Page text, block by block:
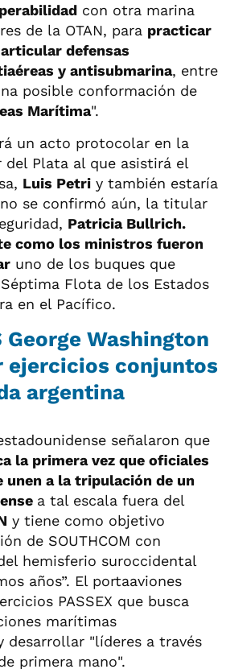
con otra marina
de la OTAN, para practicar
defensas
y antisubmarina, entre
posible conformación de
Marítima".
un acto protocolar en la
del Plata al que asistirá el
Luis Petri y también estaría
se confirmó aún, la titular
Patricia Bullrich.
como los ministros fueron
uno de los buques que
Flota de los Estados
en el Pacífico.
George Washington
ejercicios conjuntos
argentina
señalaron que
la primera vez que oficiales
unen a la tripulación de un
a tal escala fuera del
y tiene como objetivo
de SOUTHCOM con
hemisferio suroccidental
años”. El portaaviones
PASSEX que busca
marítimas
desarrollar "líderes a través
primera mano".